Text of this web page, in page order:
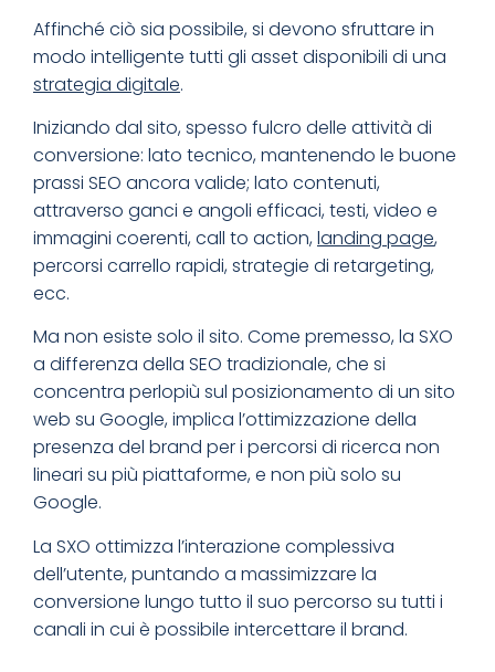
Affinché ciò sia possibile, si devono sfruttare in
modo intelligente tutti gli asset disponibili di una
strategia digitale.
Iniziando dal sito, spesso fulcro delle attività di
conversione: lato tecnico, mantenendo le buone
prassi SEO ancora valide; lato contenuti,
attraverso ganci e angoli efficaci, testi, video e
immagini coerenti, call to action,landing page,
percorsi carrello rapidi, strategie di retargeting,
ecc.
Ma non esiste solo il sito. Come premesso, la SXO
a differenza della SEO tradizionale, che si
concentra perlopiù sul posizionamento di un sito
web su Google, implica l’ottimizzazione della
presenza del brand per i percorsi di ricerca non
lineari su più piattaforme, e non più solo su
Google.
La SXO ottimizza l’interazione complessiva
dell’utente, puntando a massimizzare la
conversione lungo tutto il suo percorso su tutti i
canali in cui è possibile intercettare il brand.